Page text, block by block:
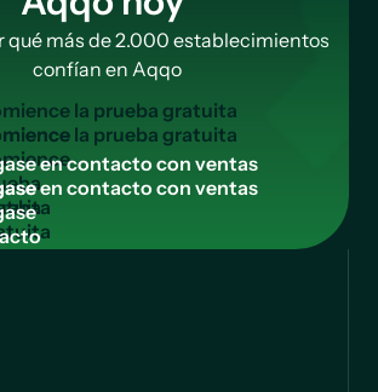
qué más de 2.000 establecimientos
confían en Aqqo
miencela pruebagratuita
aseencontactoconventas